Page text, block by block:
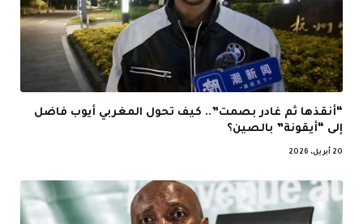
“أنقذها ثم غادر بصمت”.. كيف تحول المغربي أيوب فاضل
إلى “أيقونة” بالصين؟
20 أبريل، 2026